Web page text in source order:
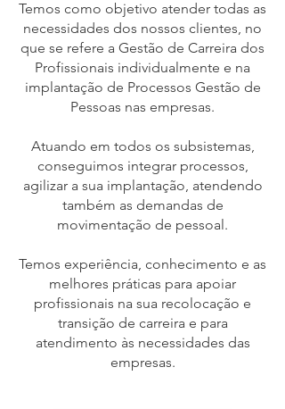
Temos como objetivo atender todas as
necessidades dos nossos clientes, no
que se refere a Gestão de Carreira dos
Profissionais individualmente e na
implantação de Processos Gestão de
Pessoas nas empresas.
Atuando em todos os subsistemas,
conseguimos integrar processos,
agilizar a sua implantação, atendendo
também as demandas de
movimentação de pessoal.
Temos experiência, conhecimento e as
melhores práticas para apoiar
profissionais na sua recolocação e
transição de carreira e para
atendimento às necessidades das
empresas.